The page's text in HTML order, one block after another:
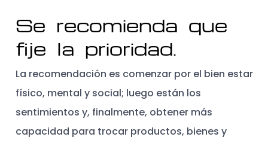
Se recomienda que
fije la prioridad.
La recomendación es comenzar por el bien estar
físico, mental y social; luego están los
sentimientos y, finalmente, obtener más
capacidad para trocar productos, bienes y